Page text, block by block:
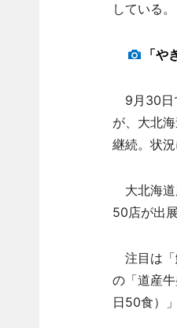
している。
「
9月30日
が、大北
継続。状
大北海道
50店が出
注目は「
の「道産
日50食）」